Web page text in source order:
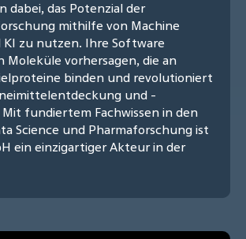
dabei, das Potenzial der
mithilfe von Machine
KI zu nutzen. Ihre Software
Moleküle vorhersagen, die an
binden und revolutioniert
und -
fundiertem Fachwissen in den
Science und Pharmaforschung ist
ein einzigartiger Akteur in der